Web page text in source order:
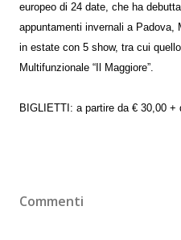
europeo di 24 date, che ha
appuntamenti invernali a Padova,
in estate con 5 show, tra cui
Multifunzionale “Il Maggiore”.
BIGLIETTI: a partire da € 30,00
Commenti